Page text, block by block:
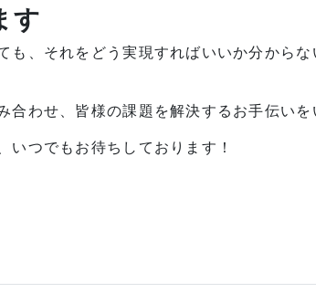
す
も、それをどう実現すればいいか分から
わせ、皆様の課題を解決するお手伝いを
いつでもお待ちしております！